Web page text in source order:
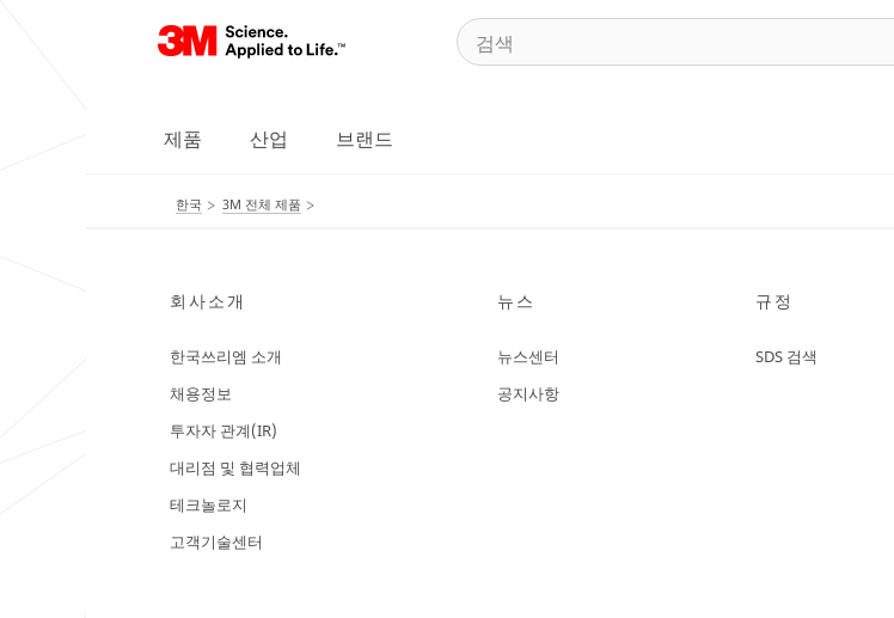
제품 산업 브랜드
한국 3M 전체 제품
회사소개
한국쓰리엠 소개
채용정보
투자자 관계(IR)
대리점 및 협력업체
테크놀로지
고객기술센터
뉴스
뉴스센터
공지사항
규정
SDS 검색